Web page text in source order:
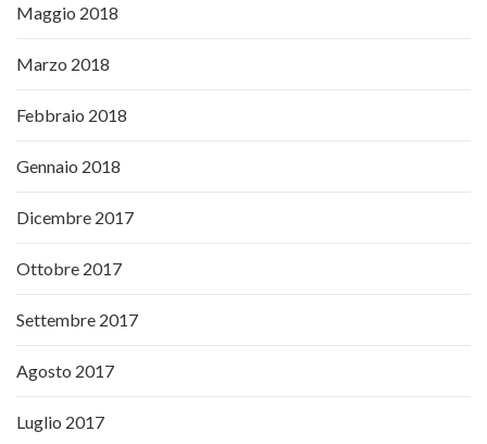
Maggio 2018
Marzo 2018
Febbraio 2018
Gennaio 2018
Dicembre 2017
Ottobre 2017
Settembre 2017
Agosto 2017
Luglio 2017